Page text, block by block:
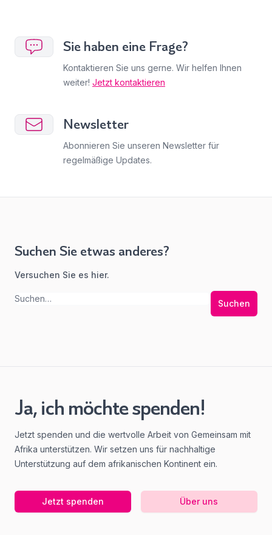
Sie haben eine Frage?
Kontaktieren Sie uns gerne. Wir helfen Ihnen
weiter! Jetzt kontaktieren
Newsletter
Abonnieren Sie unseren Newsletter für
regelmäßige Updates.
Suchen Sie etwas anderes?
Versuchen Sie es hier.
Suchen
Ja, ich möchte spenden!
Jetzt spenden und die wertvolle Arbeit von Gemeinsam mit
Afrika unterstützen. Wir setzen uns für nachhaltige
Unterstützung auf dem afrikanischen Kontinent ein.
Jetzt spenden Über uns